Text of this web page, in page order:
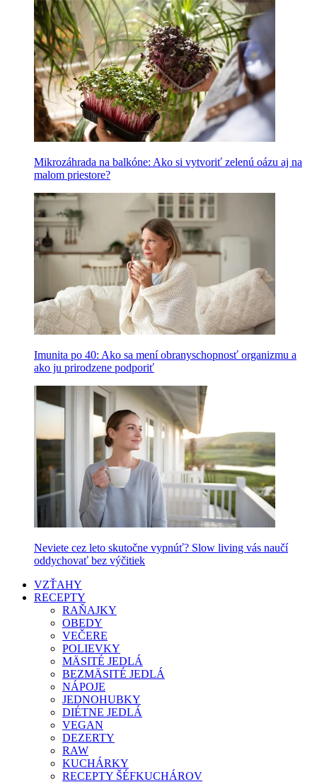
Mikrozáhrada na balkóne: Ako si vytvoriť zelenú oázu aj na
malom priestore?
Imunita po 40: Ako sa mení obranyschopnosť organizmu a
ako ju prirodzene podporiť
Neviete cez leto skutočne vypnúť? Slow living vás naučí
oddychovať bez výčitiek
VZŤAHY
RECEPTY
RAŇAJKY
OBEDY
VEČERE
POLIEVKY
MÄSITÉ JEDLÁ
BEZMÄSITÉ JEDLÁ
NÁPOJE
JEDNOHUBKY
DIÉTNE JEDLÁ
VEGAN
DEZERTY
RAW
KUCHÁRKY
RECEPTY ŠÉFKUCHÁROV